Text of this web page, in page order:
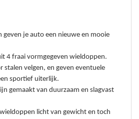
geven je auto een nieuwe en mooie
4 fraai vormgegeven wieldoppen.
stalen velgen, en geven eventuele
sportief uiterlijk.
gemaakt van duurzaam en slagvast
licht van gewicht en toch